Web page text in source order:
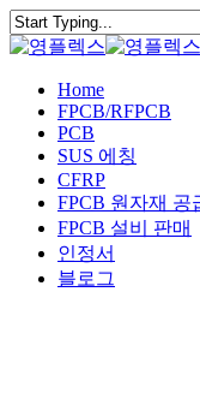
Skip
to
main
content
Close
Menu
Home
FPCB/RFPCB
PCB
SUS 에칭
CFRP
FPCB 원자재 공
FPCB 설비 판매
인정서
블로그